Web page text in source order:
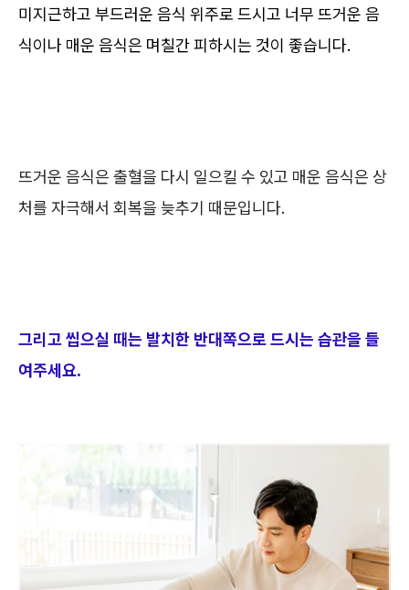
미지근하고 부드러운 음식 위주로 드시고 너무 뜨거운 음
식이나 매운 음식은 며칠간 피하시는 것이 좋습니다.
뜨거운 음식은 출혈을 다시 일으킬 수 있고 매운 음식은 상
처를 자극해서 회복을 늦추기 때문입니다.
그리고 씹으실 때는 발치한 반대쪽으로 드시는 습관을 들
여주세요.